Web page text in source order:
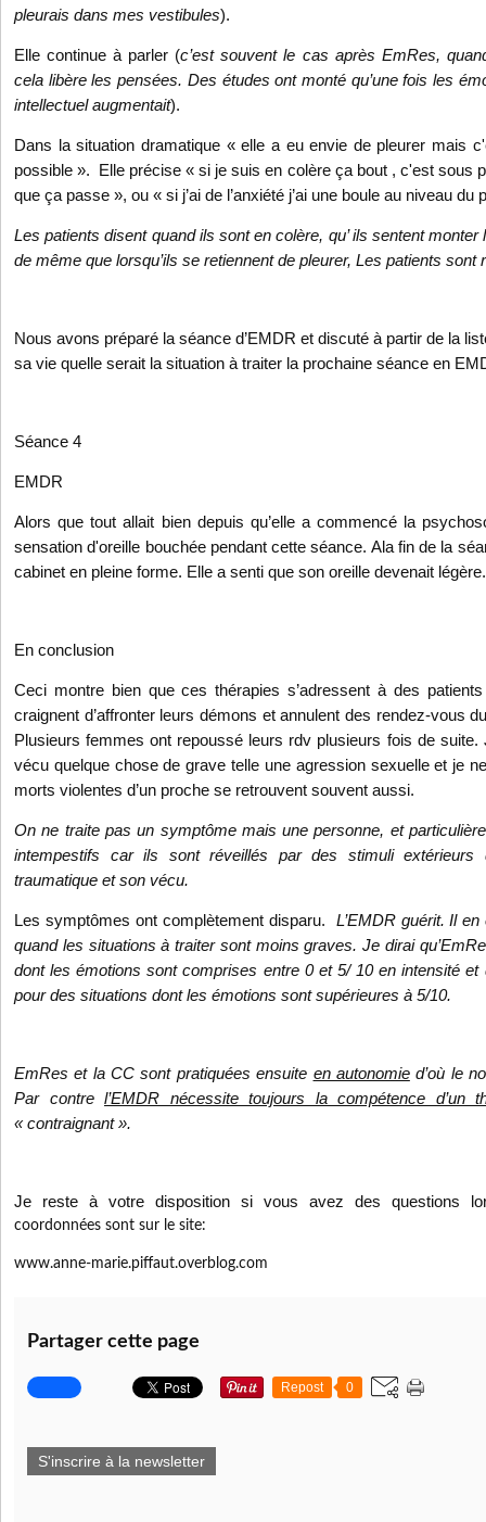
pleurais dans mes vestibules).
Elle continue à parler (c’est souvent le cas après EmRes,
cela libère les pensées. Des études ont monté qu’une fois les
intellectuel augmentait).
Dans la situation dramatique « elle a eu envie de pleurer mais
possible ». Elle précise « si je suis en colère ça bout , c'est sous
que ça passe », ou « si j’ai de l’anxiété j’ai une boule au niveau du
Les patients disent quand ils sont en colère, qu’ ils sentent
de même que lorsqu’ils se retiennent de pleurer, Les patients sont
Nous avons préparé la séance d’EMDR et discuté à partir de la
sa vie quelle serait la situation à traiter la prochaine séance en
Séance 4
EMDR
Alors que tout allait bien depuis qu’elle a commencé la
sensation d'oreille bouchée pendant cette séance. Ala fin de la
cabinet en pleine forme. Elle a senti que son oreille devenait légère.
En conclusion
Ceci montre bien que ces thérapies s’adressent à des
craignent d’affronter leurs démons et annulent des rendez-vous
Plusieurs femmes ont repoussé leurs rdv plusieurs fois de suite.
vécu quelque chose de grave telle une agression sexuelle et je
morts violentes d’un proche se retrouvent souvent aussi.
On ne traite pas un symptôme mais une personne, et
intempestifs car ils sont réveillés par des stimuli extérieurs
traumatique et son vécu.
Les symptômes ont complètement disparu. L’EMDR guérit. Il
quand les situations à traiter sont moins graves. Je dirai
dont les émotions sont comprises entre 0 et 5/ 10 en intensité
pour des situations dont les émotions sont supérieures à 5/10.
EmRes et la CC sont pratiquées ensuite en autonomied’où le
Par contre l’EMDR nécessite toujours la compétence d’un
« contraignant ».
Je reste à votre disposition si vous avez des questions
coordonnées sont sur le site:
www.anne-marie.piffaut.overblog.com
Partager cette page
Repost 0
S'inscrire à la newsletter